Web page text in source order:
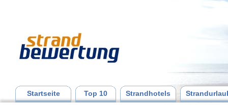
Startseite Top 10 Strandhotels